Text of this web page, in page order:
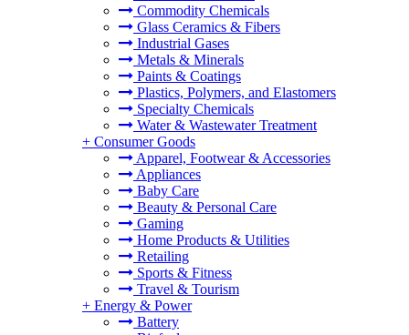
Commodity Chemicals
Glass Ceramics & Fibers
Industrial Gases
Metals & Minerals
Paints & Coatings
Plastics, Polymers, and Elastomers
Specialty Chemicals
Water & Wastewater Treatment
+ Consumer Goods
Apparel, Footwear & Accessories
Appliances
Baby Care
Beauty & Personal Care
Gaming
Home Products & Utilities
Retailing
Sports & Fitness
Travel & Tourism
+ Energy & Power
Battery